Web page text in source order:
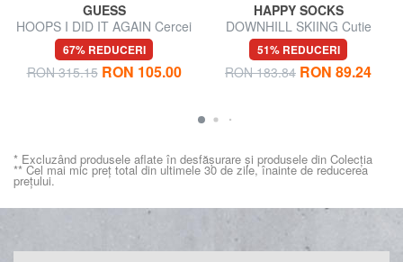
GUESS
HOOPS I DID IT AGAIN Cercei
cu cerc mari
67% REDUCERI
RON 315.15 RON 105.00
HAPPY SOCKS
DOWNHILL SKIING Cutie
cadou 3 perechi de șosete
51% REDUCERI
RON 183.84 RON 89.24
* Excluzând produsele aflate în desfășurare și produsele din Colecția
** Cel mai mic preț total din ultimele 30 de zile, înainte de reducerea
prețului.